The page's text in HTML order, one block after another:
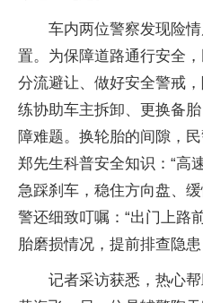
车内两位警察发现险
置。为保障道路通行安全
分流避让、做好安全警戒
练协助车主拆卸、更换备
障难题。换轮胎的间隙，
郑先生科普安全知识：“高
急踩刹车，稳住方向盘、
警还细致叮嘱：“出门上路
胎磨损情况，提前排查隐
记者采访获悉，热心